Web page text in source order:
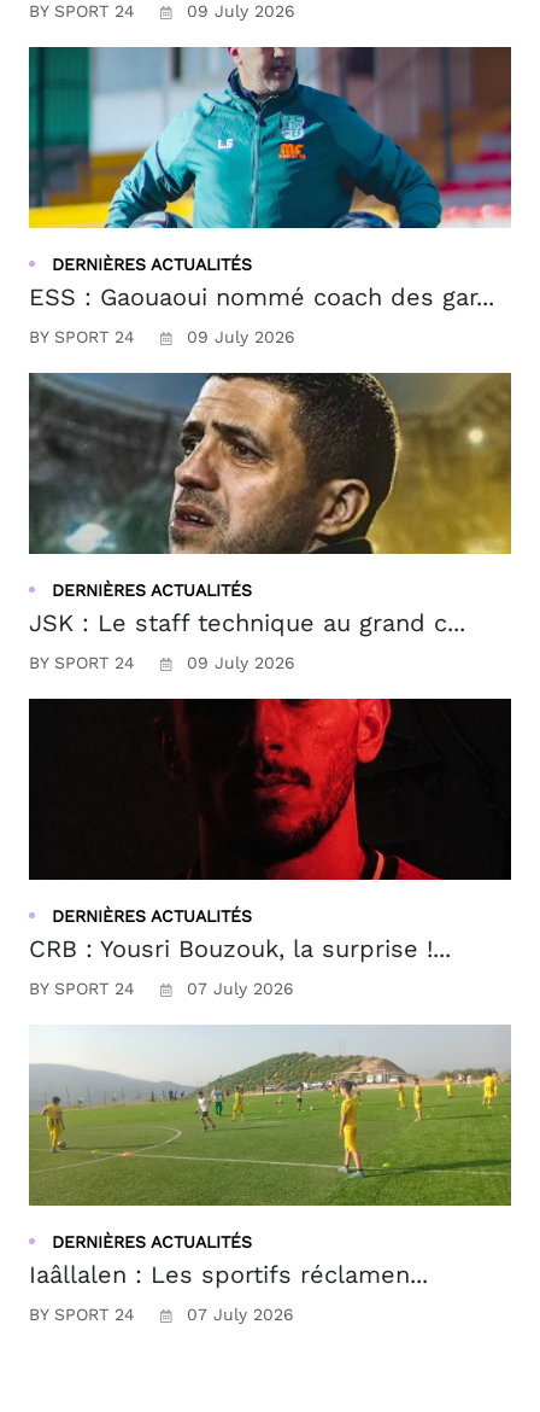
BY SPORT 24 09 July 2026
DERNIÈRES ACTUALITÉS
ESS : Gaouaoui nommé coach des gar...
BY SPORT 24 09 July 2026
DERNIÈRES ACTUALITÉS
JSK : Le staff technique au grand c...
BY SPORT 24 09 July 2026
DERNIÈRES ACTUALITÉS
CRB : Yousri Bouzouk, la surprise !...
BY SPORT 24 07 July 2026
DERNIÈRES ACTUALITÉS
Iaâllalen : Les sportifs réclamen...
BY SPORT 24 07 July 2026